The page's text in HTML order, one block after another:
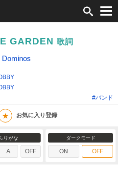
GARDEN 歌詞
#バンド
★ お気に入り登録
ふりがな
A OFF
ダークモード
ON OFF